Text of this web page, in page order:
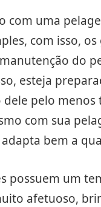
com uma
com isso,
do
esteja
pelo menos
com sua
adapta bem a
possuem um
afetuoso,